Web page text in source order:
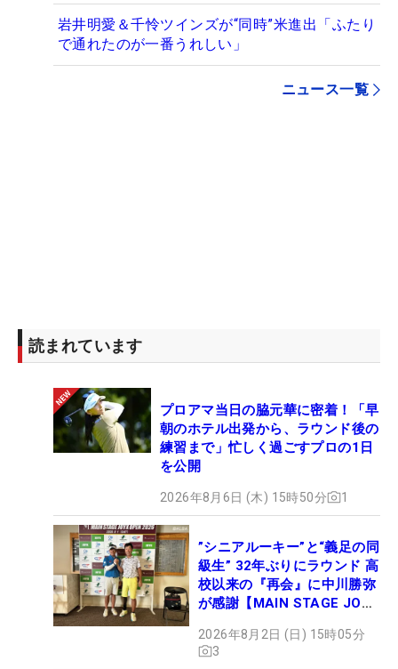
岩井明愛＆千怜ツインズが“同時”米進出「ふたり
で通れたのが一番うれしい」
ニュース一覧
読まれています
プロアマ当日の脇元華に密着！「早
朝のホテル出発から、ラウンド後の
練習まで」忙しく過ごすプロの1日
を公開
2026年8月6日 (木) 15時50分 1
”シニアルーキー”と“義足の同
級生” 32年ぶりにラウンド 高
校以来の『再会』に中川勝弥
が感謝【MAIN STAGE JOYX
2026年8月2日 (日) 15時05分
3